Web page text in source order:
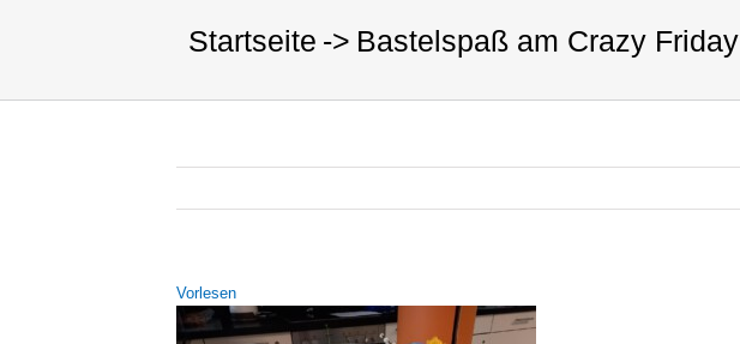
Startseite Bastelspaß am Crazy Friday
Vor­le­sen